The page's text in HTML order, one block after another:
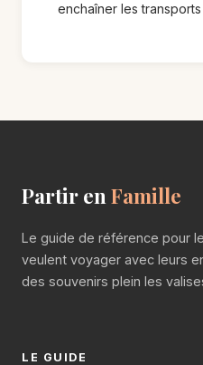
enchaîner les transports
Partir enFamille
Le guide de référence pour
veulent voyager avec leurs
des souvenirs plein les
LE GUIDE